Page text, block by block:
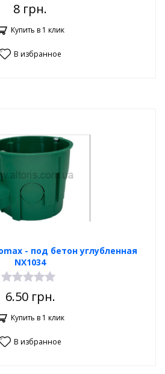
8 грн.
Купить в 1 клик
В избранное
- под бетон углубленная
NX1034
6.50грн.
Купить в 1 клик
В избранное